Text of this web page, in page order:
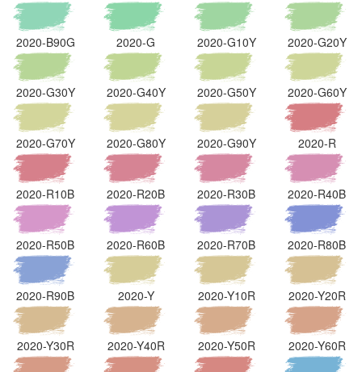
2020-B90G 2020-G 2020-G10Y 2020-G20Y
2020-G30Y 2020-G40Y 2020-G50Y 2020-G60Y
2020-G70Y 2020-G80Y 2020-G90Y 2020-R
2020-R10B 2020-R20B 2020-R30B 2020-R40B
2020-R50B 2020-R60B 2020-R70B 2020-R80B
2020-R90B 2020-Y 2020-Y10R 2020-Y20R
2020-Y30R 2020-Y40R 2020-Y50R 2020-Y60R